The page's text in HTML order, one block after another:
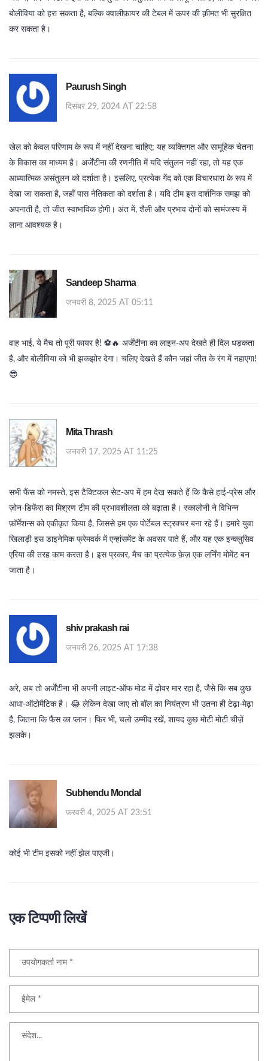
बोलीविया को हरा सकता है, बल्कि क्वालीफ़ायर की टेबल में ऊपर की क़ीमत भी सुरक्षित
कर सकता है।
Paurush Singh
दिसंबर 29, 2024 AT 22:58
खेल को केवल परिणाम के रूप में नहीं देखना चाहिए; यह व्यक्तिगत और सामूहिक चेतना
के विकास का माध्यम है। अर्जेंटीना की रणनीति में यदि संतुलन नहीं रहा, तो यह एक
आध्यात्मिक असंतुलन को दर्शाता है। इसलिए, प्रत्येक गेंद को एक विचारधारा के रूप में
देखा जा सकता है, जहाँ पास नेतिकता को दर्शाता है। यदि टीम इस दार्शनिक समझ को
अपनाती है, तो जीत स्वाभाविक होगी। अंत में, शैली और प्रभाव दोनों को सामंजस्य में
लाना आवश्यक है।
Sandeep Sharma
जनवरी 8, 2025 AT 05:11
वाह भाई, ये मैच तो पूरी फायर है! ⚽️🔥 अर्जेंटीना का लाइन‑अप देखते ही दिल धड़कता
है, और बोलीविया को भी झकझोर देगा। चलिए देखते हैं कौन जहां जीत के रंग में नहाएगा!
😎
Mita Thrash
जनवरी 17, 2025 AT 11:25
सभी फैंस को नमस्ते, इस टैक्टिकल सेट‑अप में हम देख सकते हैं कि कैसे हाई‑प्रेस और
ज़ोन‑डिफेंस का मिश्रण टीम की प्रभावशीलता को बढ़ाता है। स्कालोनी ने विभिन्न
फ़ॉर्मेशन्स को एकीकृत किया है, जिससे हम एक पोर्टेबल स्ट्रक्चर बना रहे हैं। हमारे युवा
खिलाड़ी इस डाइनेमिक फ्रेमवर्क में एन्हांसमेंट के अवसर पाते हैं, और यह एक इन्क्लुसिव
एरिया की तरह काम करता है। इस प्रकार, मैच का प्रत्येक फ़ेज़ एक लर्निंग मोमेंट बन
जाता है।
shiv prakash rai
जनवरी 26, 2025 AT 17:38
अरे, अब तो अर्जेंटीना भी अपनी लाइट‑ऑफ मोड में ढ़ोवर मार रहा है, जैसे कि सब कुछ
आधा‑ऑटोमैटिक है। 😂 लेकिन देखा जाए तो बॉल का नियंत्रण भी उतना ही टेढ़ा-मेढ़ा
है, जितना कि फैंस का प्लान। फिर भी, चलो उम्मीद रखें, शायद कुछ मोटी मोटी चीज़ें
झलके।
Subhendu Mondal
फ़रवरी 4, 2025 AT 23:51
कोई भी टीम इसको नहीं झेल पाएजी।
एक टिप्पणी लिखें